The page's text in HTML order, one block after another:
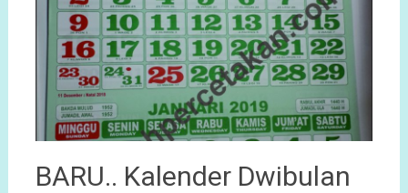
BARU.. Kalender Dwibulan